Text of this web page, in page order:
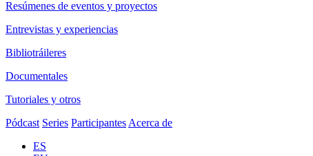
Resúmenes de eventos y proyectos
Entrevistas y experiencias
Bibliotráileres
Documentales
Tutoriales y otros
Pódcast Series Participantes Acerca de
ES